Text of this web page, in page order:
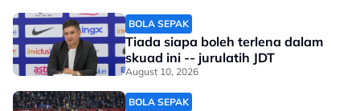
BOLA SEPAK
Tiada siapa boleh terlena dalam
skuad ini -- jurulatih JDT
August 10, 2026
BOLA SEPAK